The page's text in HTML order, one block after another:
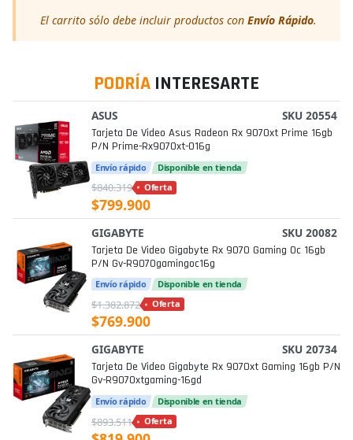
El carrito sólo debe incluir productos con Envío Rápido.
PODRÍA INTERESARTE
ASUS SKU 20554
Tarjeta De Video Asus Radeon Rx 9070xt Prime 16gb
P/n Prime-Rx9070xt-O16g
Envío rápido Disponible en tienda
$840.319 Oferta
$799.900
GIGABYTE SKU 20082
Tarjeta De Video Gigabyte Rx 9070 Gaming Oc 16gb
P/n Gv-R9070gamingoc16g
Envío rápido Disponible en tienda
$1.382.872 Oferta
$769.900
GIGABYTE SKU 20734
Tarjeta De Video Gigabyte Rx 9070xt Gaming 16gb P/n
Gv-R9070xtgaming-16gd
Envío rápido Disponible en tienda
$893.511 Oferta